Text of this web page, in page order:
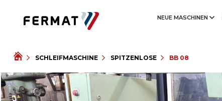
NEUE MASCHINEN
SCHLEIFMASCHINE SPITZENLOSE BB 08